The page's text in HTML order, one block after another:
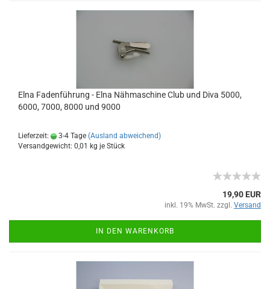
Elna Fadenführung - Elna Nähmaschine Club und Diva 5000,
6000, 7000, 8000 und 9000
Lieferzeit: 3-4 Tage (Ausland abweichend)
Versandgewicht: 0,01 kg je Stück
19,90 EUR
inkl. 19% MwSt. zzgl. Versand
IN DEN WARENKORB